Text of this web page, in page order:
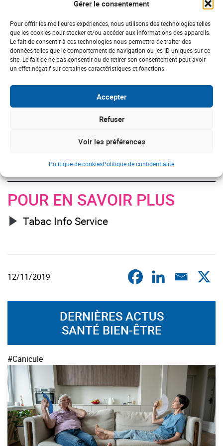
Gérer le consentement
Pour offrir les meilleures expériences, nous utilisons des technologies telles
que les cookies pour stocker et/ou accéder aux informations des appareils.
Le fait de consentir à ces technologies nous permettra de traiter des
données telles que le comportement de navigation ou les ID uniques sur ce
site. Le fait de ne pas consentir ou de retirer son consentement peut avoir
un effet négatif sur certaines caractéristiques et fonctions.
Accepter
Refuser
Voir les préférences
Politique de cookiesPolitique de confidentialité
Pas de tabac pour les
femmes enceintes
La fumée du tabac est très dangereuse pour la santé du
fœtus et l’empêche de se développer normalement. Il est
souhaitable pour une femme d’arrêter de fumer dès qu’elle
est enceinte et les fumeurs qui vivent avec elle doivent
s’abstenir de fumer à la maison. La fumée du tabac «
passant » dans le lait maternel, il est fortement
recommandé également ne pas fumer au cours de la
qui ne peuvent arrêter à l’annonce de la grossesse, il est
apportera une prise en charge personnalisée.
POUR EN SAVOIR PLUS
Tabac Info Service
12/11/2019
DERNIÈRES ACTUS
SANTÉ BIEN-ÊTRE
#Canicule